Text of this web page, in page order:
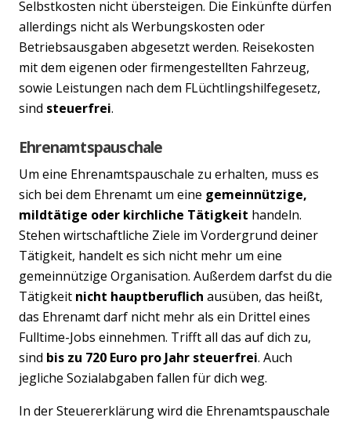
Selbstkosten nicht übersteigen. Die Einkünfte dürfen
allerdings nicht als Werbungskosten oder
Betriebsausgaben abgesetzt werden. Reisekosten
mit dem eigenen oder firmengestellten Fahrzeug,
sowie Leistungen nach dem FLüchtlingshilfegesetz,
sind steuerfrei.
Ehrenamtspauschale
Um eine Ehrenamtspauschale zu erhalten, muss es
sich bei dem Ehrenamt um eine gemeinnützige,
mildtätige oder kirchliche Tätigkeit handeln.
Stehen wirtschaftliche Ziele im Vordergrund deiner
Tätigkeit, handelt es sich nicht mehr um eine
gemeinnützige Organisation. Außerdem darfst du die
Tätigkeit nicht hauptberuflich ausüben, das heißt,
das Ehrenamt darf nicht mehr als ein Drittel eines
Fulltime-Jobs einnehmen. Trifft all das auf dich zu,
sind bis zu 720 Euro pro Jahr steuerfrei. Auch
jegliche Sozialabgaben fallen für dich weg.
In der Steuererklärung wird die Ehrenamtspauschale